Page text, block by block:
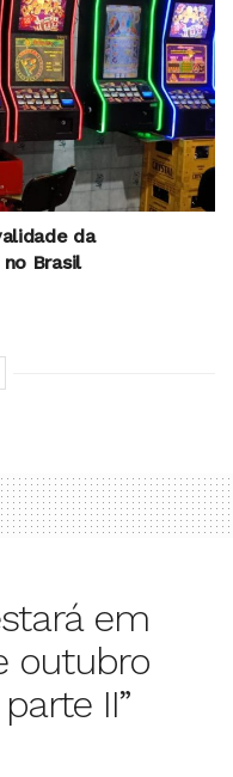
da
Brasil
em
outubro
II”